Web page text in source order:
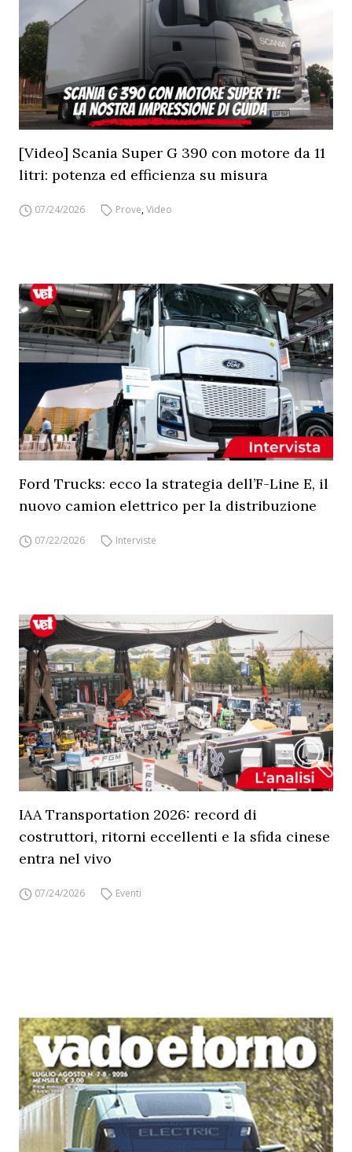
[Video] Scania Super G 390 con motore da 11
litri: potenza ed efficienza su misura
07/24/2026 Prove,Video
Ford Trucks: ecco la strategia dell’F-Line E, il
nuovo camion elettrico per la distribuzione
07/22/2026 Interviste
IAA Transportation 2026: record di
costruttori, ritorni eccellenti e la sfida cinese
entra nel vivo
07/24/2026 Eventi